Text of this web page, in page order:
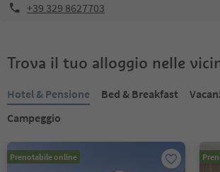
+39 329 8627703
Trova il tuo alloggio nelle
Hotel & Pensione Bed & Breakfast
Campeggio
Prenotabile online